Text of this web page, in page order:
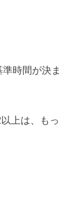
時間が決ま
上は、もっ